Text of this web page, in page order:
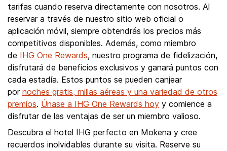
tarifas cuando reserva directamente con nosotros. Al
reservar a través de nuestro sitio web oficial o
aplicación móvil, siempre obtendrás los precios más
competitivos disponibles. Además, como miembro
de IHG One Rewards, nuestro programa de fidelización,
disfrutará de beneficios exclusivos y ganará puntos con
cada estadía. Estos puntos se pueden canjear
por noches gratis, millas aéreas y una variedad de otros
premios. Únase a IHG One Rewards hoy y comience a
disfrutar de las ventajas de ser un miembro valioso.
Descubra el hotel IHG perfecto en Mokena y cree
recuerdos inolvidables durante su visita. Reserve su